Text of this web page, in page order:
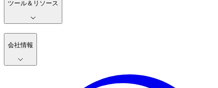
ツール＆リソース
会社情報